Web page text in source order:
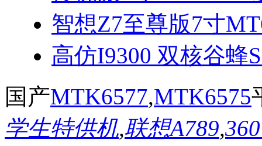
智想Z7至尊版7寸
高仿I9300 双核谷蜂
国产MTK6577,MTK6575
学生特供机,联想A789,